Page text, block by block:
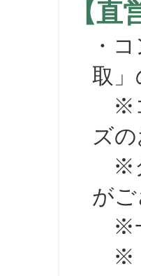
【
・コ
取
※コ
ズ
※ク
がご
※一
※「